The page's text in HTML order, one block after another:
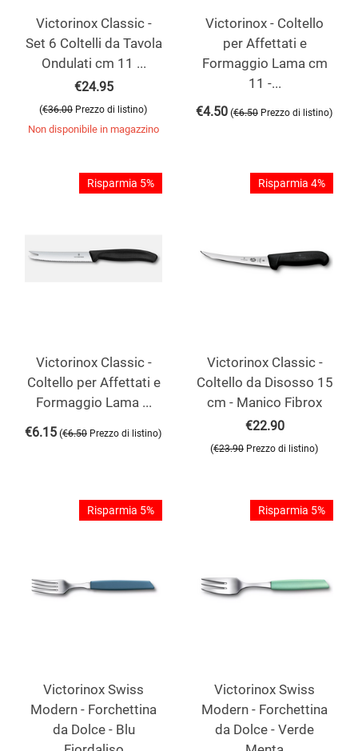
Victorinox Classic -
Set 6 Coltelli da Tavola
Ondulati cm 11 ...
€24.95
(€36.00 Prezzo di listino)
Non disponibile in magazzino
Victorinox - Coltello
per Affettati e
Formaggio Lama cm
11 -...
€4.50 (€6.50 Prezzo di listino)
Risparmia 5%
Victorinox Classic -
Coltello per Affettati e
Formaggio Lama ...
€6.15 (€6.50 Prezzo di listino)
Risparmia 4%
Victorinox Classic -
Coltello da Disosso 15
cm - Manico Fibrox
€22.90
(€23.90 Prezzo di listino)
Risparmia 5%
Victorinox Swiss
Modern - Forchettina
da Dolce - Blu
Risparmia 5%
Victorinox Swiss
Modern - Forchettina
da Dolce - Verde